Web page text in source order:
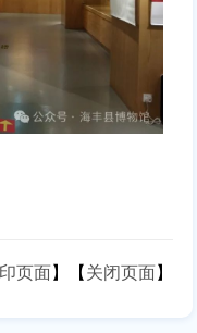
页面】【 关闭页面】